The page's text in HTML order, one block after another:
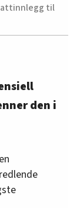
til
den i